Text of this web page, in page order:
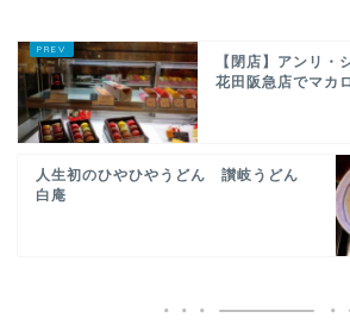
【閉店】アンリ・
花田阪急店でマカ
人生初のひやひやうどん 讃岐うどん
白庵